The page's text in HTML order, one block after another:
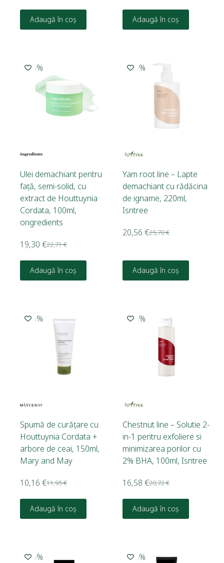
Adaugă în coș Adaugă în coș
-15%
Ulei demachiant pentru
față, semi-solid, cu
extract de Houttuynia
Cordata, 100ml,
ongredients
22,71€
19,30 €
Adaugă în coș
-20%
Yam root line – Lapte
demachiant cu rădăcina
de igname, 220ml,
Isntree
25,70€
20,56 €
Adaugă în coș
-15%
Spumă de curățare cu
Houttuynia Cordata +
arbore de ceai, 150ml,
Mary and May
11,95€
10,16 €
Adaugă în coș
-20%
Chestnut line – Solutie 2-
in-1 pentru exfoliere si
minimizarea porilor cu
2% BHA, 100ml, Isntree
20,72€
16,58 €
Adaugă în coș
-15% -15%